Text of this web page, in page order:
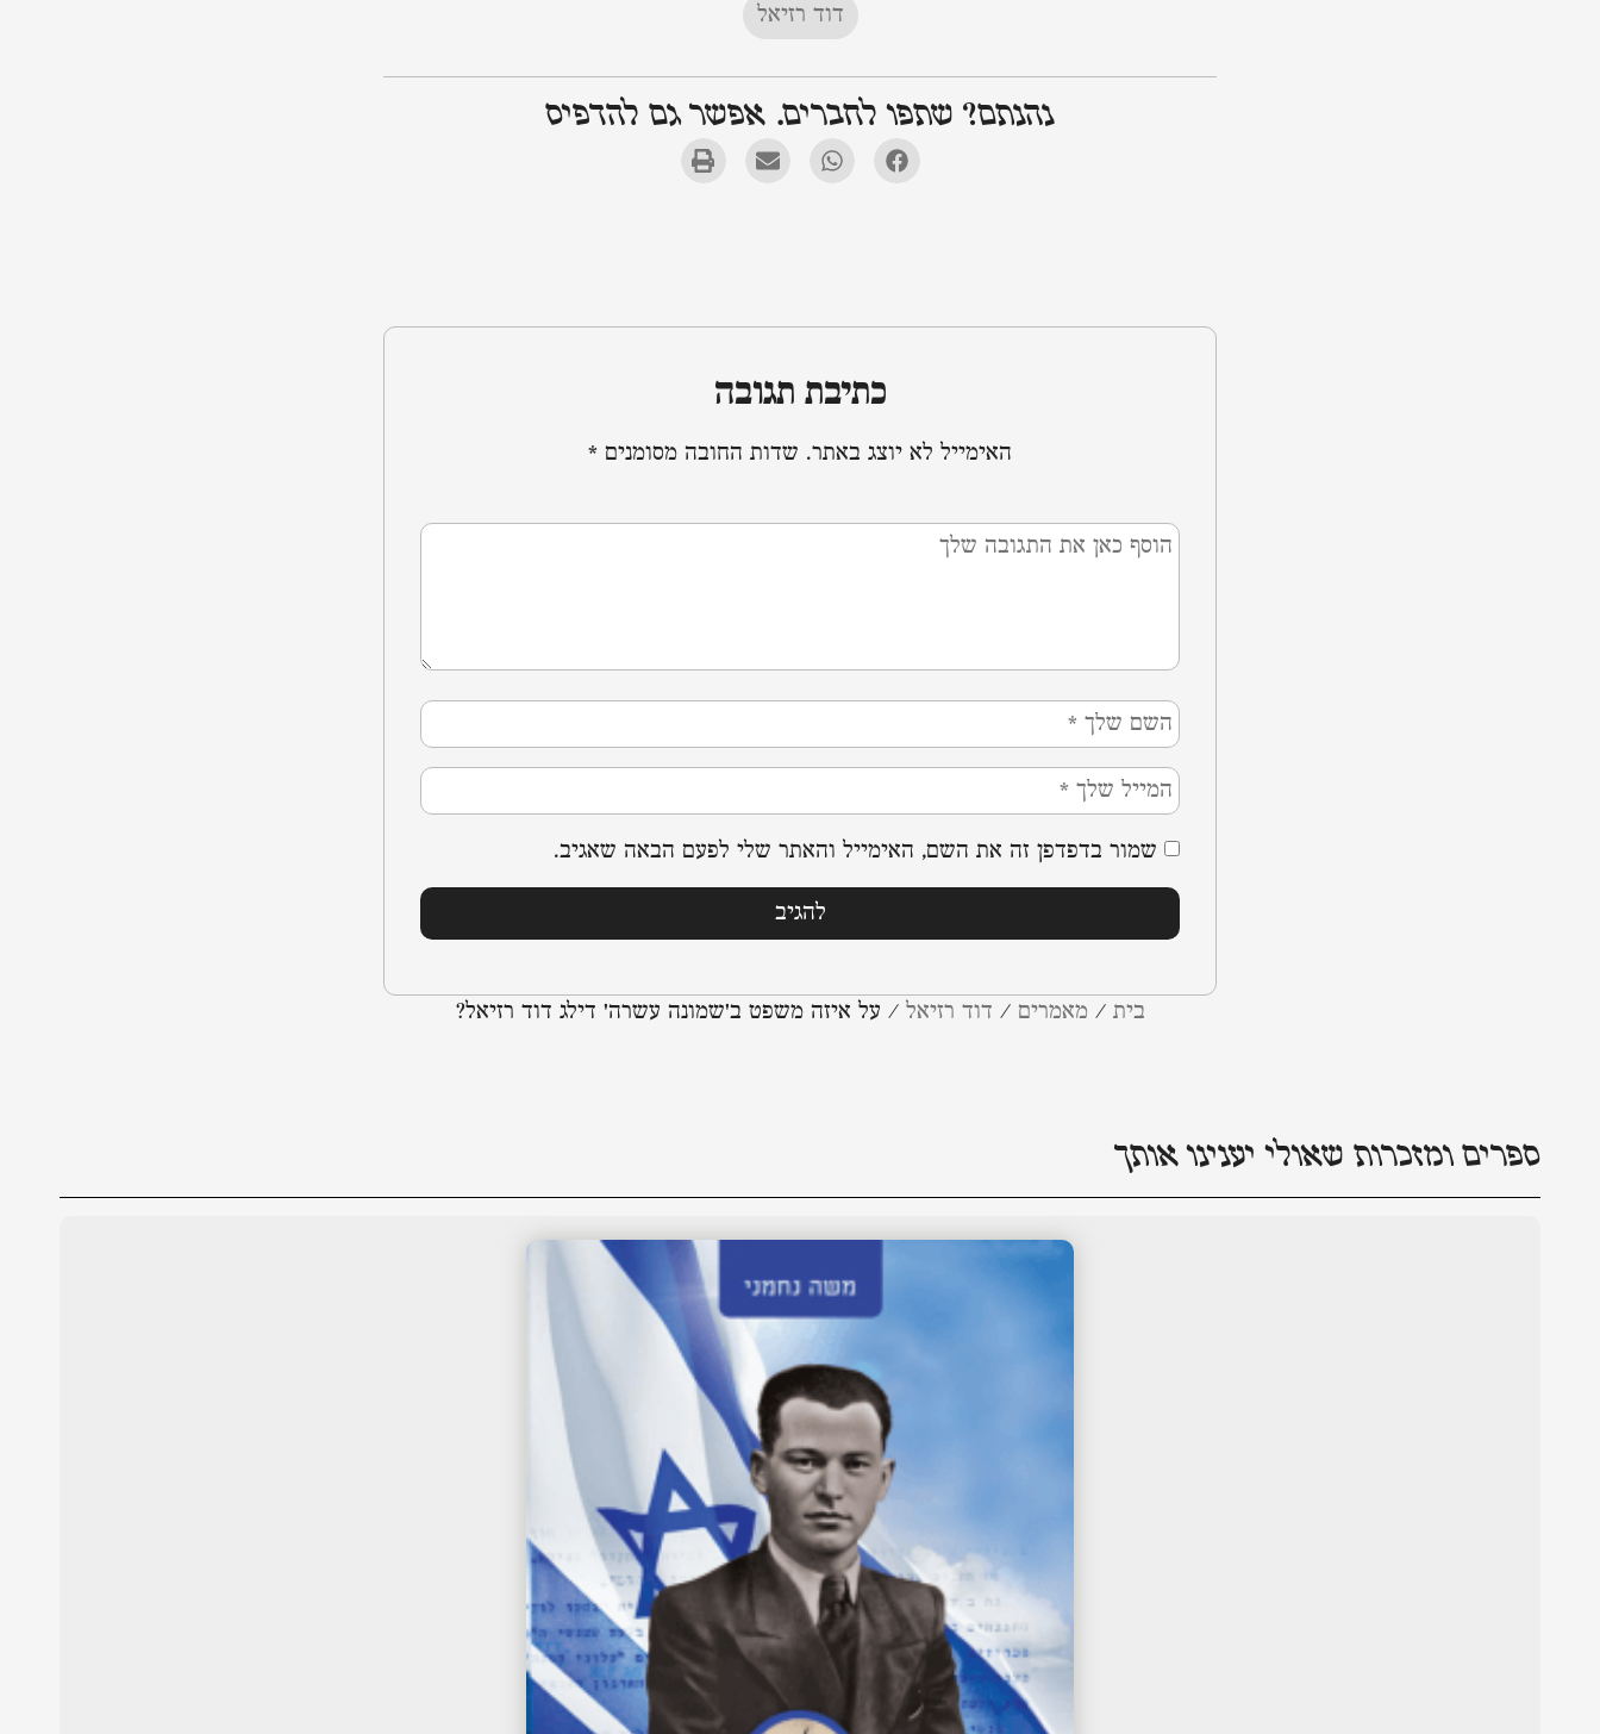
דוד רזיאל
נהנתם? שתפו לחברים. אפשר גם להדפיס
כתיבת תגובה
האימייל לא יוצג באתר. שדות החובה מסומנים *
שמור בדפדפן זה את השם, האימייל והאתר שלי לפעם הבאה שאגיב.
בית / מאמרים / דוד רזיאל / על איזה משפט ב'שמונה עשרה' דילג דוד רזיאל?
ספרים ומזכרות שאולי יענינו אותך